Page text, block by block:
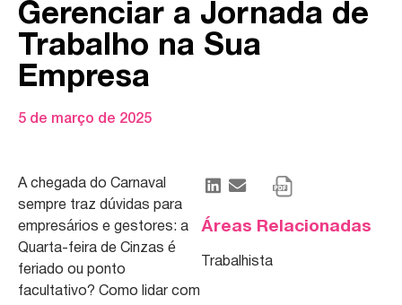
Gerenciar a Jornada de
Trabalho na Sua
Empresa
5 de março de 2025
A chegada do Carnaval
sempre traz dúvidas para
empresários e gestores: a
Quarta-feira de Cinzas é
feriado ou ponto
facultativo? Como lidar com
Áreas Relacionadas
Trabalhista